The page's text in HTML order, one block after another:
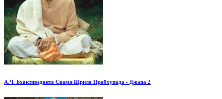
А.Ч. Бхактиведанта Свами Шрила Прабхупада - Джапа 2